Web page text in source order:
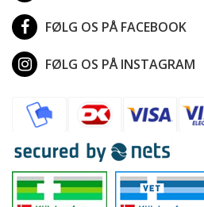
FØLG OS PÅ FACEBOOK
FØLG OS PÅ INSTAGRAM